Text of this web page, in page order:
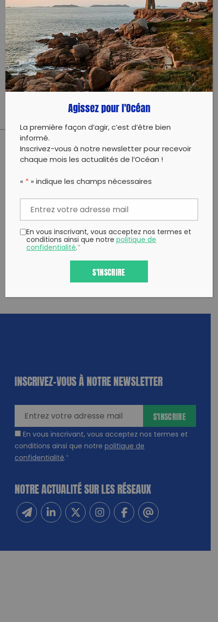
TERMINÉE
5 rue Bernard de Tréviers
34000 Montpellier
27 février 2025 - 10:00 à 12:00
contact@greenminded.fr
Évènement proposé par :
GreenMinded
PARTAGER CET ARTICLE:
INSCRIVEZ-VOUS À NOTRE NEWSLETTER
En vous inscrivant, vous acceptez nos termes et
conditions ainsi que notre politique de
confidentialité.*
S'INSCRIRE
NOTRE ACTUALITÉ SUR LES RÉSEAUX
Agissez pour l'Océan
La première façon d’agir, c’est d’être bien
informé.
Inscrivez-vous à notre newsletter pour recevoir
chaque mois les actualités de l’Océan !
« * » indique les champs nécessaires
En vous inscrivant, vous acceptez nos termes et
conditions ainsi que notrepolitique de
confidentialité.*
S'INSCRIRE